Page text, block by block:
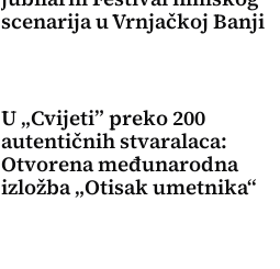
scenarija u Vrnjačkoj Banji
U „Cvijeti” preko 200
autentičnih stvaralaca:
Otvorena međunarodna
izložba „Otisak umetnika“